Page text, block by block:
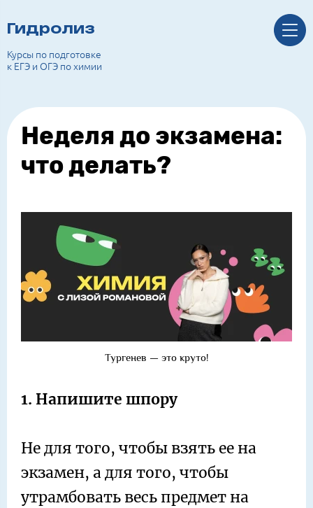
Гидролиз
Курсы по подготовке
к ЕГЭ и ОГЭ по химии
Неделя до экзамена:
что делать?
Тургенев — это круто!
1. Напишите шпору
Не для того, чтобы взять ее на
экзамен, а для того, чтобы
утрамбовать весь предмет на